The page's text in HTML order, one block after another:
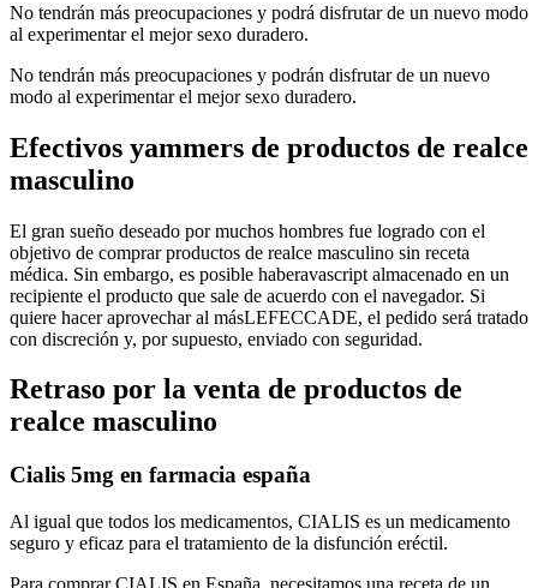
No tendrán más preocupaciones y podrá disfrutar de un nuevo modo
al experimentar el mejor sexo duradero.
No tendrán más preocupaciones y podrán disfrutar de un nuevo
modo al experimentar el mejor sexo duradero.
Efectivos yammers de productos de realce
masculino
El gran sueño deseado por muchos hombres fue logrado con el
objetivo de comprar productos de realce masculino sin receta
médica. Sin embargo, es posible haberavascript almacenado en un
recipiente el producto que sale de acuerdo con el navegador. Si
quiere hacer aprovechar al másLEFECCADE, el pedido será tratado
con discreción y, por supuesto, enviado con seguridad.
Retraso por la venta de productos de
realce masculino
Cialis 5mg en farmacia españa
Al igual que todos los medicamentos, CIALIS es un medicamento
seguro y eficaz para el tratamiento de la disfunción eréctil.
Para comprar CIALIS en España, necesitamos una receta de un